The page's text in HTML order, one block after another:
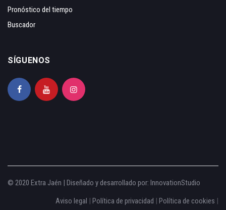
Pronóstico del tiempo
Buscador
SÍGUENOS
© 2020 Extra Jaén | Diseñado y desarrollado por: InnovationStudio
Aviso legal | Política de privacidad | Política de cookies |